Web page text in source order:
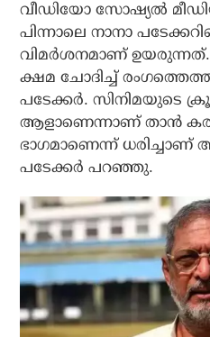
വീഡിയോ സോഷ്യല്‍
പിന്നാലെ നാനാ
വിമര്‍ശനമാണ് ഉയരുന്നത്.
ക്ഷമ ചോദിച്ച്
പടേക്കര്‍. സിനിമയുടെ
ആളാണെന്നാണ് താന്‍
ഭാഗമാണെന്ന് ധരിച്ചാണ്
പടേക്കര്‍ പറഞ്ഞു.